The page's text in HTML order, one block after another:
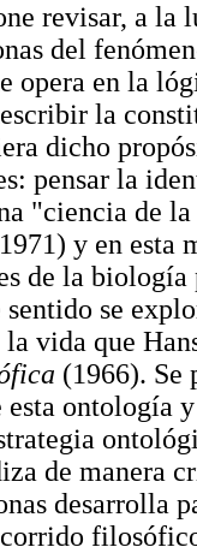
revisar, a la
del
opera en la
la
dicho
pensar la
"ciencia de
y en esta
de la
se
vida que
(1966). Se
ontología
de manera
desarrolla